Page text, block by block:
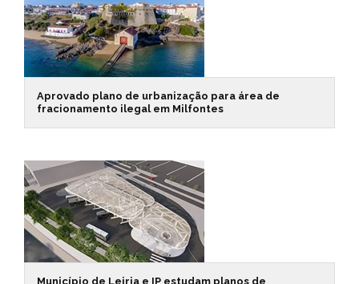
Aprovado plano de urbanização para área de
fracionamento ilegal em Milfontes
Município de Leiria e IP estudam planos de